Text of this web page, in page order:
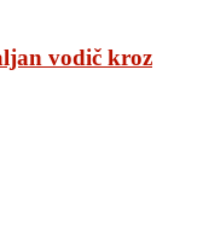
vodič kroz